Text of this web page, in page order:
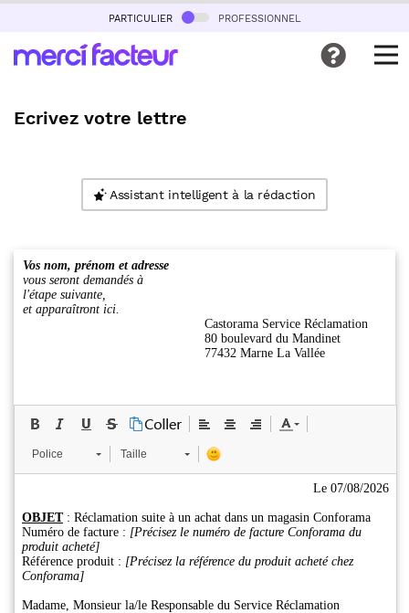
particulier professionnel
Ecrivez votre lettre
Assistant intelligent à la rédaction
Vos nom, prénom et adresse
vous seront demandés à
l'étape suivante,
et apparaîtront ici.
Castorama Service Réclamation
80 boulevard du Mandinet
77432 Marne La Vallée
Police Taille